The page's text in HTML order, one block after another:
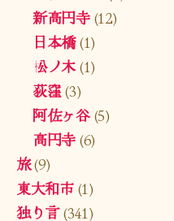
新高円寺(12)
日本橋(1)
松ノ木(1)
荻窪(3)
阿佐ヶ谷(5)
高円寺(6)
旅(9)
東大和市(1)
独り言(341)